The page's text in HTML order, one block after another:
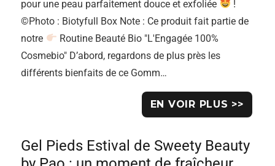
pour une peau parfaitement douce et exfoliée
!
©Photo : Biotyfull Box Note : Ce produit fait partie de
notre
Routine Beauté Bio "L'Engagée 100%
Cosmebio" D’abord, regardons de plus près les
différents bienfaits de ce Gomm…
EN VOIR PLUS >>
Gel Pieds Estival de Sweety Beauty